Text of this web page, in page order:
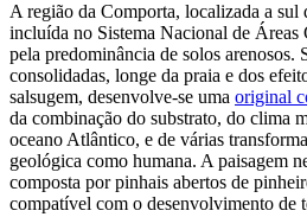
A região da Comporta, localizada a sul
incluída no Sistema Nacional de Áreas
pela predominância de solos arenosos.
consolidadas, longe da praia e dos
salsugem, desenvolve-se uma original
da combinação do substrato, do clima
oceano Atlântico, e de várias
geológica como humana. A paisagem
composta por pinhais abertos de
compatível com o desenvolvimento de